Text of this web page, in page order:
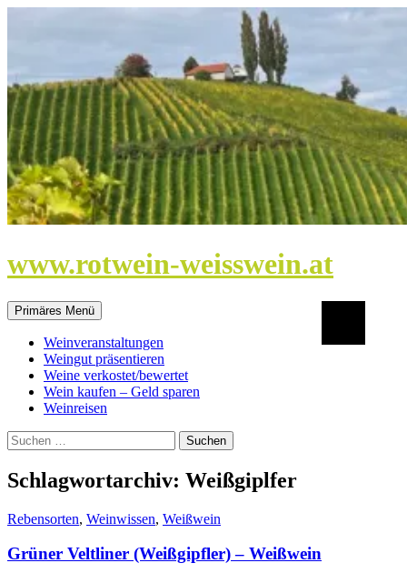
www.rotwein-weisswein.at
Primäres Menü
Weinveranstaltungen
Weingut präsentieren
Weine verkostet/bewertet
Wein kaufen – Geld sparen
Weinreisen
Suchen
nach:
Schlagwortarchiv: Weißgiplfer
Rebensorten, Weinwissen, Weißwein
Grüner Veltliner (Weißgipfler) – Weißwein